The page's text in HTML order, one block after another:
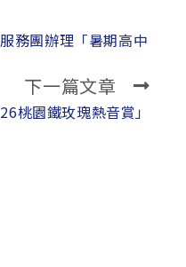
務團辦理「暑期高中
下一篇文章
桃園鐵玫瑰熱音賞」